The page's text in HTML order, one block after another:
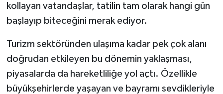
kollayan vatandaşlar, tatilin tam olarak hangi gün
başlayıp biteceğini merak ediyor.
Turizm sektöründen ulaşıma kadar pek çok alanı
doğrudan etkileyen bu dönemin yaklaşması,
piyasalarda da hareketliliğe yol açtı. Özellikle
büyükşehirlerde yaşayan ve bayramı sevdikleriyle